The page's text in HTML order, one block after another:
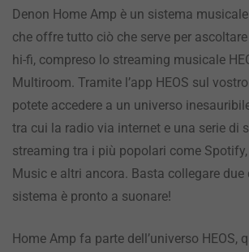
Denon Home Amp è un sistema
che offre tutto ciò che serve per
hi-fi, compreso lo streaming musicale
Multiroom. Tramite l’app HEOS sul
potete accedere a un universo
tra cui la radio via internet e una serie di
streaming tra i più popolari come
Music e altri ancora. Basta collegare
sistema è pronto a suonare!
Home Amp fa parte dell’universo HEOS,